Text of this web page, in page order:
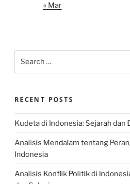
« Mar
RECENT POSTS
Kudeta di Indonesia: Sejarah dan
Analisis Mendalam tentang
Indonesia
Analisis Konflik Politik di